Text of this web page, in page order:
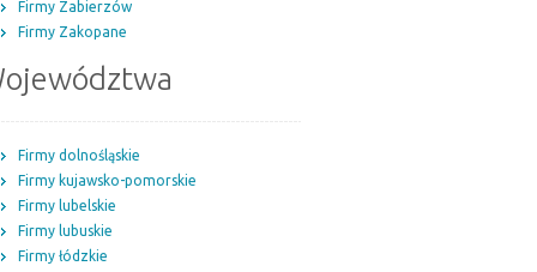
Firmy Zabierzów
Firmy Zakopane
Firmy dolnośląskie
Firmy kujawsko-pomorskie
Firmy lubelskie
Firmy lubuskie
Firmy łódzkie